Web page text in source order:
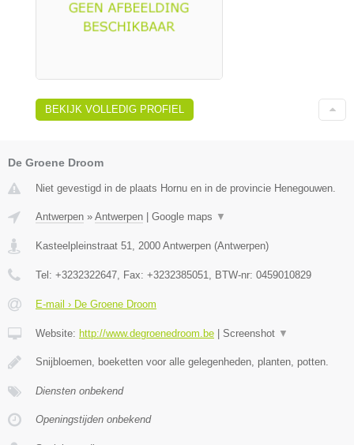
BEKIJK VOLLEDIG PROFIEL
De Groene Droom
Niet gevestigd in de plaats Hornu en in de provincie Henegouwen.
Antwerpen » Antwerpen | Google maps ▼
Kasteelpleinstraat 51 2000 Antwerpen (Antwerpen)
Tel: +3232322647 , Fax: +3232385051 , BTW-nr: 0459010829
E-mail › De Groene Droom
Website: http://www.degroenedroom.be | Screenshot ▼
Snijbloemen, boeketten voor alle gelegenheden, planten, potten.
Diensten onbekend
Openingstijden onbekend